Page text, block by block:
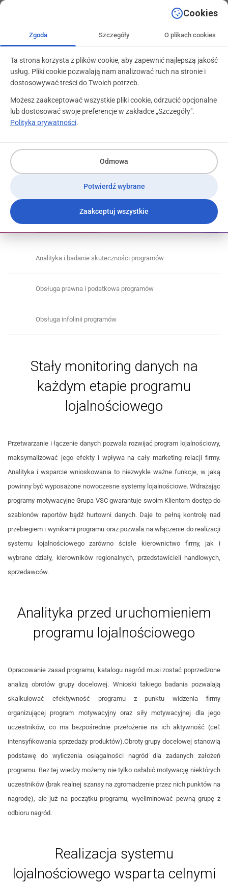
kontakt@programylojalnosciowe.pl
Analityka i badanie skuteczności programów
[/vc_column_text][/vc_column]
Analityka i badanie skuteczności programów
Obsługa prawna i podatkowa programów
Obsługa infolinii programów
Stały monitoring danych na
każdym etapie programu
lojalnościowego
Przetwarzanie i łączenie danych pozwala rozwijać program lojalnościowy,
maksymalizować jego efekty i wpływa na cały marketing relacji firmy.
Analityka i wsparcie wnioskowania to niezwykle ważne funkcje, w jaką
powinny być wyposażone nowoczesne systemy lojalnościowe. Wdrażając
programy motywacyjne Grupa VSC gwarantuje swoim Klientom dostęp do
szablonów raportów bądź hurtowni danych. Daje to pełną kontrolę nad
przebiegiem i wynikami programu oraz pozwala na włączenie do realizacji
systemu lojalnościowego zarówno ścisłe kierownictwo firmy, jak i
wybrane działy, kierowników regionalnych, przedstawicieli handlowych,
sprzedawców.
Analityka przed uruchomieniem
programu lojalnościowego
Opracowanie zasad programu, katalogu nagród musi zostać poprzedzone
analizą obrotów grupy docelowej. Wnioski takiego badania pozwalają
skalkulować efektywność programu z punktu widzenia firmy
organizującej program motywacyjny oraz siły motywacyjnej dla jego
uczestników, co ma bezpośrednie przełożenie na ich aktywność (cel:
intensyfikowania sprzedaży produktów).Obroty grupy docelowej stanowią
podstawę do wyliczenia osiągalności nagród dla zadanych założeń
programu. Bez tej wiedzy możemy nie tylko osłabić motywację niektórych
uczestników (brak realnej szansy na zgromadzenie przez nich punktów na
nagrodę), ale już na początku programu, wyeliminować pewną grupę z
odbioru nagród.
Realizacja systemu
lojalnościowego wsparta celnymi
Cookies
Zgoda Szczegóły O plikach cookies
Ta strona korzysta z plików cookie, aby zapewnić najlepszą jakość
usług. Pliki cookie pozwalają nam analizować ruch na stronie i
dostosowywać treści do Twoich potrzeb.
Możesz zaakceptować wszystkie pliki cookie, odrzucić opcjonalne
lub dostosować swoje preferencje w zakładce „Szczegóły".
Polityka prywatności.
Odmowa
Potwierdź wybrane
Zaakceptuj wszystkie